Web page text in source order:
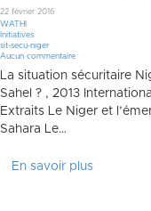
22 février 2016
WATHI
Initiatives
sit-secu-niger
Aucun commentaire
La situation sécuritaire
Sahel ? , 2013
Extraits Le Niger et
Sahara Le…
En savoir plus